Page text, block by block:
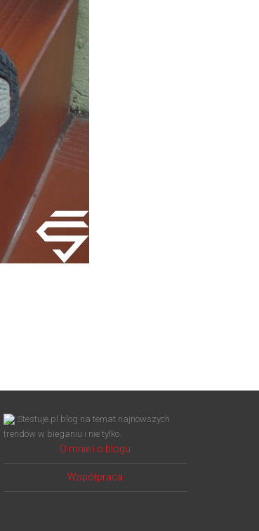
Stestuje.pl blog na temat najnowszych
trendów w bieganiu i nie tylko.
O mnie i o blogu
Współpraca